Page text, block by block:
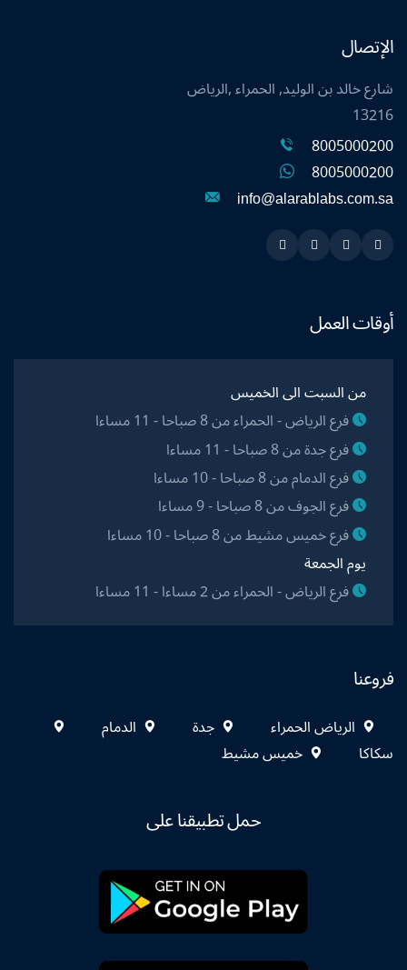
الإتصال
شارع خالد بن الوليد, الحمراء ,الرياض
13216
8005000200
8005000200
info@alarablabs.com.sa
Snapchat
Twitter
Linkedin
Instagram
أوقات العمل
من السبت الى الخميس
فرع الرياض - الحمراء من 8 صباحا - 11 مساءا
فرع جدة من 8 صباحا - 11 مساءا
فرع الدمام من 8 صباحا - 10 مساءا
فرع الجوف من 8 صباحا - 9 مساءا
فرع خميس مشيط من 8 صباحا - 10 مساءا
يوم الجمعة
فرع الرياض - الحمراء من 2 مساءا - 11 مساءا
فروعنا
الرياض الحمراء جدة
الدمام
سكاكا
خميس مشيط
حمل تطبيقنا على